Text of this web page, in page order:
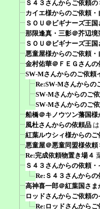
Ｓ４３さんからご依頼の
カイエ様からのご依頼・
ＳＯＵ＠ビギナーズ王
那限逢真・三影＠芥辺境
ＳＯＵ＠ビギナーズ王
悪童屋様からのご依頼・
金村佑華＠ＦＥＧさんの
SW-Mさんからのご依頼
Re:SW-Mさんからの
SW-Mさんからのご
SW-Mさんからのご
船橋＠キノウツン藩国様
風杜さんからの依頼品
紅葉ルウシィ様からのご
悪童屋＠悪童同盟様依
Re:完成依頼物置き場４
Ｓ４３さんからの依頼
Re:Ｓ４３さんから
高神喜一郎＠紅葉国さ
ロッドさんからご依頼の
Re:ロッドさんからご